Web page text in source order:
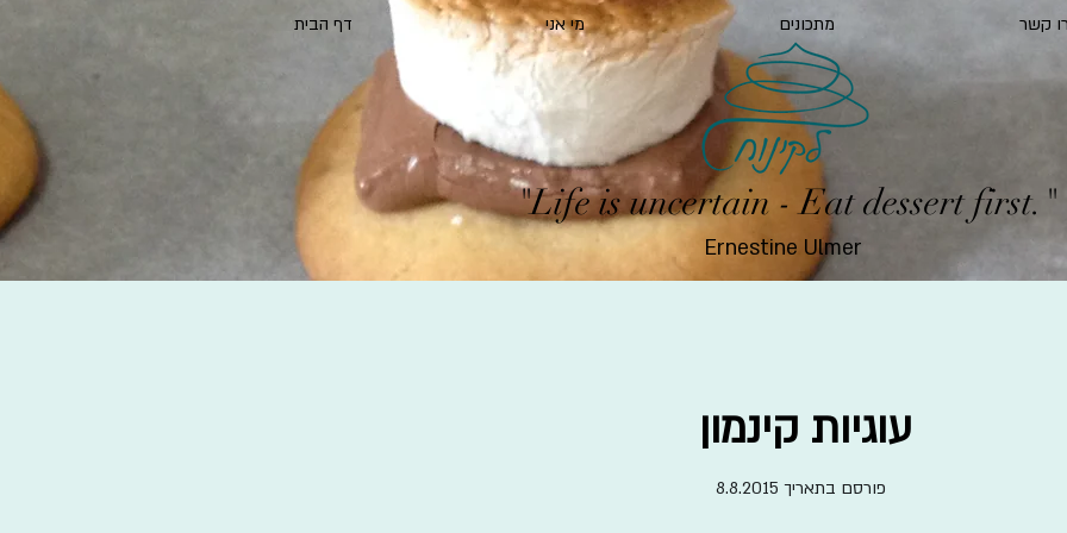
דף הבית מי אני מתכונים קשר
"Life is uncertain - Eat dessert first."
Ernestine Ulmer
עוגיות קינמון
פורסם בתאריך 8.8.2015